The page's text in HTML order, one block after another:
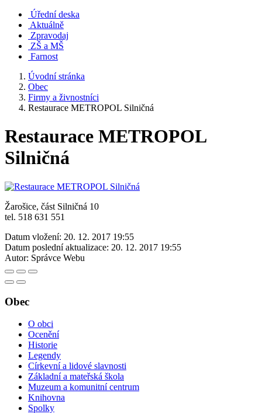
Úřední deska
Aktuálně
Zpravodaj
ZŠ a MŠ
Farnost
Úvodní stránka
Obec
Firmy a živnostníci
Restaurace METROPOL Silničná
Restaurace METROPOL
Silničná
Žarošice, část Silničná 10
tel. 518 631 551
Datum vložení: 20. 12. 2017 19:55
Datum poslední aktualizace: 20. 12. 2017 19:55
Autor: Správce Webu
Obec
O obci
Ocenění
Historie
Legendy
Církevní a lidové slavnosti
Základní a mateřská škola
Muzeum a komunitní centrum
Knihovna
Spolky